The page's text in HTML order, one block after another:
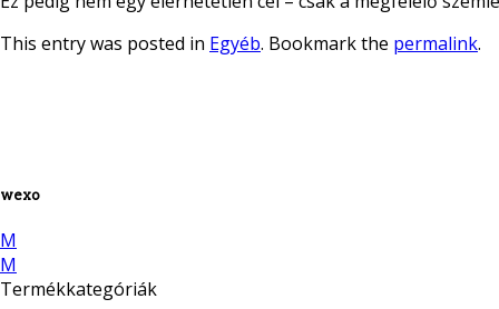
This entry was posted in Egyéb. Bookmark the permalink.
wexo
M
M
Termékkategóriák